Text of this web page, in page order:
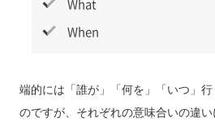
What
When
端的には「誰が」「何を」「いつ」
のですが、それぞれの意味合いの違い